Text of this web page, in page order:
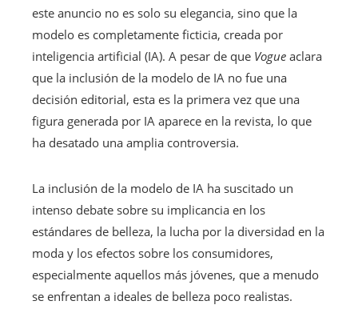
este anuncio no es solo su elegancia, sino que la
modelo es completamente ficticia, creada por
inteligencia artificial (IA). A pesar de que Vogue aclara
que la inclusión de la modelo de IA no fue una
decisión editorial, esta es la primera vez que una
figura generada por IA aparece en la revista, lo que
ha desatado una amplia controversia.
La inclusión de la modelo de IA ha suscitado un
intenso debate sobre su implicancia en los
estándares de belleza, la lucha por la diversidad en la
moda y los efectos sobre los consumidores,
especialmente aquellos más jóvenes, que a menudo
se enfrentan a ideales de belleza poco realistas.